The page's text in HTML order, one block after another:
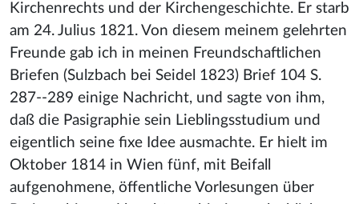
Kirchenrechts und der Kirchengeschichte. Er starb
am 24. Julius 1821. Von diesem meinem gelehrten
Freunde gab ich in meinen Freundschaftlichen
Briefen (Sulzbach bei Seidel 1823) Brief 104 S.
287--289 einige Nachricht, und sagte von ihm,
daß die Pasigraphie sein Lieblingsstudium und
eigentlich seine fixe Idee ausmachte. Er hielt im
Oktober 1814 in Wien fünf, mit Beifall
aufgenohmene, öffentliche Vorlesungen über